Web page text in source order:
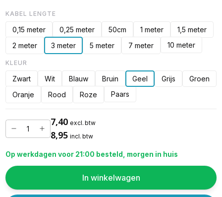
KABEL LENGTE
0,15 meter 0,25 meter 50cm 1 meter
1,5 meter
2 meter
3 meter 5 meter 7 meter 10 meter
KLEUR
Zwart Wit Blauw Bruin Geel Grijs
Groen
Oranje
Rood Roze Paars
7,40 excl. btw
8,95 incl. btw
Op werkdagen voor 21:00 besteld, morgen in huis
In winkelwagen